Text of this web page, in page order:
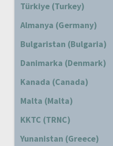
Türkiye (Turkey)
Almanya (Germany)
Bulgaristan (Bulgaria)
Danimarka (Denmark)
Kanada (Canada)
Malta (Malta)
KKTC (TRNC)
Yunanistan (Greece)